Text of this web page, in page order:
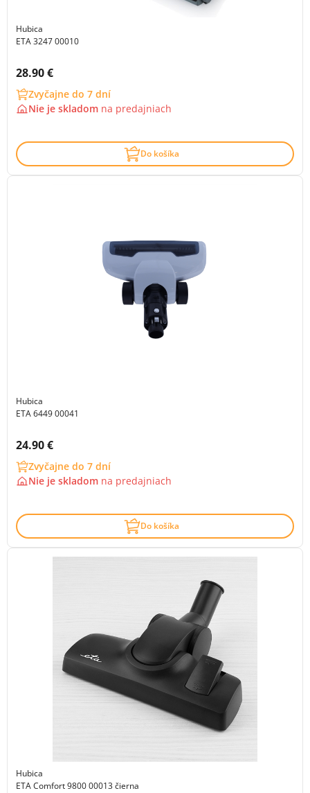
Hubica
ETA 3247 00010
Cena s DPH:
28.90 €
Zvyčajne do 7 dní
Nie je skladom na predajniach
Do košíka
Hubica
ETA 6449 00041
Cena s DPH:
24.90 €
Zvyčajne do 7 dní
Nie je skladom na predajniach
Do košíka
Hubica
ETA Comfort 9800 00013 čierna